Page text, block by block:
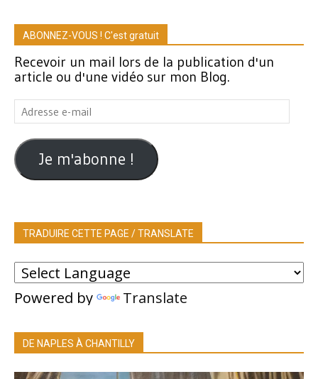
ABONNEZ-VOUS ! C'est gratuit
Recevoir un mail lors de la publication d'un
article ou d'une vidéo sur mon Blog.
Adresse
e-
mail
Je m'abonne !
TRADUIRE CETTE PAGE / TRANSLATE
Powered by Translate
DE NAPLES À CHANTILLY